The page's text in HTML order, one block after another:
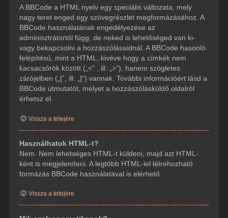
A BBCode a HTML nyelv egy speciális változata, mely
nagy teret enged egy szövegrészlet megformázásához. A
BBCode használatának engedélyezése az
adminisztrátortól függ, de neked is lehetőséged van ki-
vagy bekapcsolni a hozzászólásaidnál. A BBCode hasonló
felépítésű, mint a HTML, kivéve hogy a címkék nem
kacsacsőrök között („<” , ill. „>”), hanem szögletes
zárójelben („[”, ill. „]”) vannak. További információért lásd a
BBCode útmutatót, melyet a hozzászólásküldő oldalról
érhetsz el.
Vissza a tetejére
Használhatok HTML-t?
Nem. Nem lehetséges HTML-t küldeni, majd azt HTML-
ként is megjeleníteni. A legtöbb HTML-lel létrehozható
formázás BBCode használatával is elérhető.
Vissza a tetejére